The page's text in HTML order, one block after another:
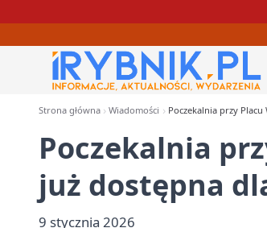
Strona główna Wiadomości Poczekalnia przy
Poczekalnia
już dostępna
9 stycznia 2026